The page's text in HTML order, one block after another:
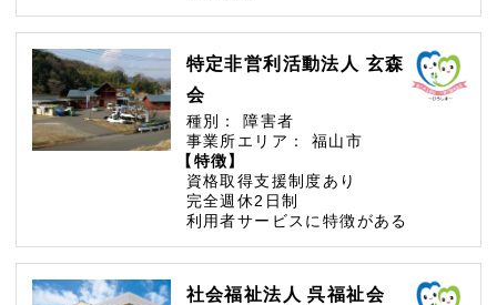
特定非営利活動法人 玄森
会
種別：
障害者
事業所エリア：
福山市
【特徴】
資格取得支援制度あり
完全週休2日制
利用者サービスに特徴がある
社会福祉法人 呉福祉会